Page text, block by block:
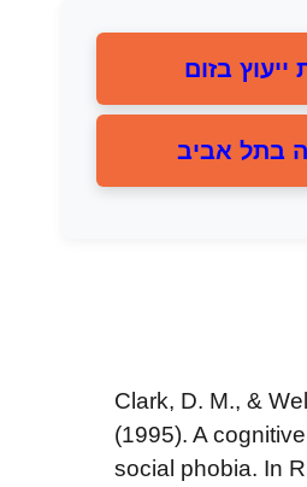
ייעוץ בזום
בתל אביב
Clark, D. M., &
(1995). A
social phobia. In